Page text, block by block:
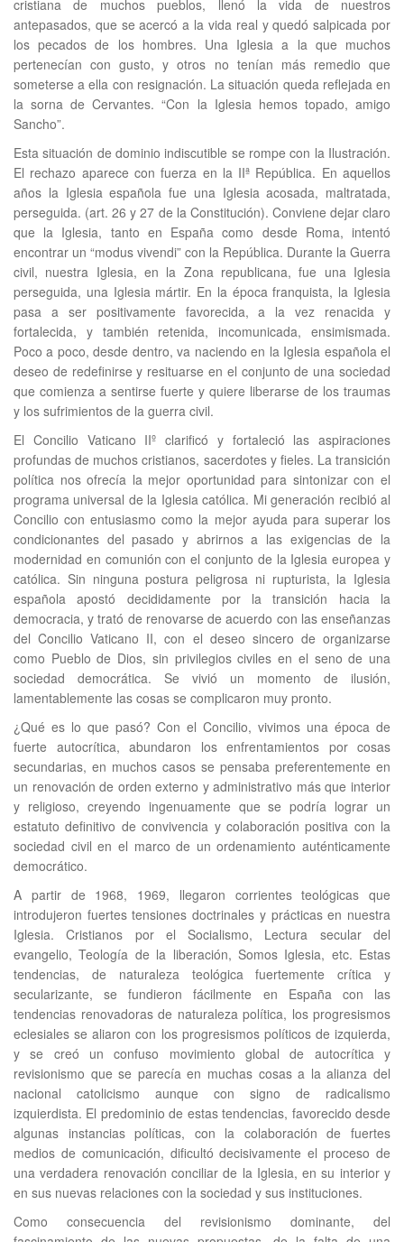
cristiana de muchos pueblos, llenó la vida de nuestros
antepasados, que se acercó a la vida real y quedó salpicada por
los pecados de los hombres. Una Iglesia a la que muchos
pertenecían con gusto, y otros no tenían más remedio que
someterse a ella con resignación. La situación queda reflejada en
la sorna de Cervantes. “Con la Iglesia hemos topado, amigo
Sancho”.
Esta situación de dominio indiscutible se rompe con la Ilustración.
El rechazo aparece con fuerza en la IIª República. En aquellos
años la Iglesia española fue una Iglesia acosada, maltratada,
perseguida. (art. 26 y 27 de la Constitución). Conviene dejar claro
que la Iglesia, tanto en España como desde Roma, intentó
encontrar un “modus vivendi” con la República. Durante la Guerra
civil, nuestra Iglesia, en la Zona republicana, fue una Iglesia
perseguida, una Iglesia mártir. En la época franquista, la Iglesia
pasa a ser positivamente favorecida, a la vez renacida y
fortalecida, y también retenida, incomunicada, ensimismada.
Poco a poco, desde dentro, va naciendo en la Iglesia española el
deseo de redefinirse y resituarse en el conjunto de una sociedad
que comienza a sentirse fuerte y quiere liberarse de los traumas
y los sufrimientos de la guerra civil.
El Concilio Vaticano IIº clarificó y fortaleció las aspiraciones
profundas de muchos cristianos, sacerdotes y fieles. La transición
política nos ofrecía la mejor oportunidad para sintonizar con el
programa universal de la Iglesia católica. Mi generación recibió al
Concilio con entusiasmo como la mejor ayuda para superar los
condicionantes del pasado y abrirnos a las exigencias de la
modernidad en comunión con el conjunto de la Iglesia europea y
católica. Sin ninguna postura peligrosa ni rupturista, la Iglesia
española apostó decididamente por la transición hacia la
democracia, y trató de renovarse de acuerdo con las enseñanzas
del Concilio Vaticano II, con el deseo sincero de organizarse
como Pueblo de Dios, sin privilegios civiles en el seno de una
sociedad democrática. Se vivió un momento de ilusión,
lamentablemente las cosas se complicaron muy pronto.
¿Qué es lo que pasó? Con el Concilio, vivimos una época de
fuerte autocrítica, abundaron los enfrentamientos por cosas
secundarias, en muchos casos se pensaba preferentemente en
un renovación de orden externo y administrativo más que interior
y religioso, creyendo ingenuamente que se podría lograr un
estatuto definitivo de convivencia y colaboración positiva con la
sociedad civil en el marco de un ordenamiento auténticamente
democrático.
A partir de 1968, 1969, llegaron corrientes teológicas que
introdujeron fuertes tensiones doctrinales y prácticas en nuestra
Iglesia. Cristianos por el Socialismo, Lectura secular del
evangelio, Teología de la liberación, Somos Iglesia, etc. Estas
tendencias, de naturaleza teológica fuertemente crítica y
secularizante, se fundieron fácilmente en España con las
tendencias renovadoras de naturaleza política, los progresismos
eclesiales se aliaron con los progresismos políticos de izquierda,
y se creó un confuso movimiento global de autocrítica y
revisionismo que se parecía en muchas cosas a la alianza del
nacional catolicismo aunque con signo de radicalismo
izquierdista. El predominio de estas tendencias, favorecido desde
algunas instancias políticas, con la colaboración de fuertes
medios de comunicación, dificultó decisivamente el proceso de
una verdadera renovación conciliar de la Iglesia, en su interior y
en sus nuevas relaciones con la sociedad y sus instituciones.
Como consecuencia del revisionismo dominante, del